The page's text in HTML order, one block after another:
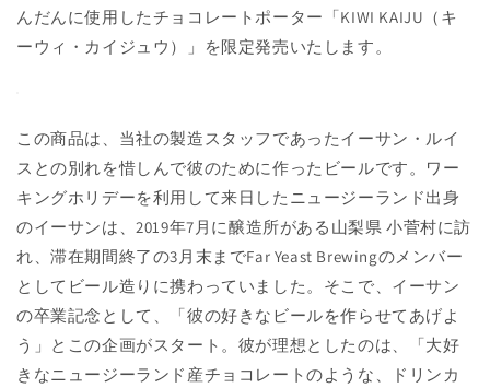
んだんに使用したチョコレートポーター「KIWI KAIJU（キ
ーウィ・カイジュウ）」を限定発売いたします。
この商品は、当社の製造スタッフであったイーサン・ルイ
スとの別れを惜しんで彼のために作ったビールです。ワー
キングホリデーを利用して来日したニュージーランド出身
のイーサンは、2019年7月に醸造所がある山梨県 小菅村に訪
れ、滞在期間終了の3月末までFar Yeast Brewingのメンバー
としてビール造りに携わっていました。そこで、イーサン
の卒業記念として、「彼の好きなビールを作らせてあげよ
う」とこの企画がスタート。彼が理想としたのは、「大好
きなニュージーランド産チョコレートのような、ドリンカ